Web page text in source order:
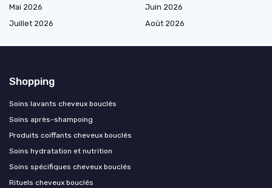
Mai 2026
Juin 2026
Juillet 2026
Août 2026
Shopping
Soins lavants cheveux bouclés
Soins après-shampoing
Produits coiffants cheveux bouclés
Soins hydratation et nutrition
Soins spécifiques cheveux bouclés
Rituels cheveux bouclés